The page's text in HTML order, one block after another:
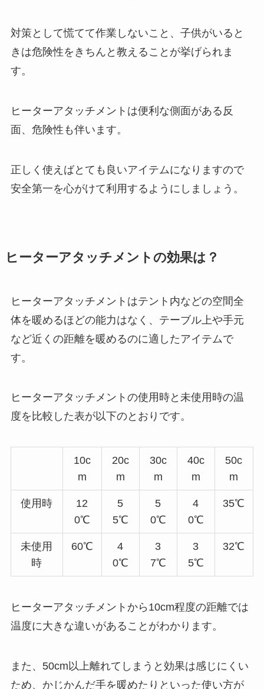
対策として慌てて作業しないこと、子供がいると
きは危険性をきちんと教えることが挙げられま
す。
ヒーターアタッチメントは便利な側面がある反
面、危険性も伴います。
正しく使えばとても良いアイテムになりますので
安全第一を心がけて利用するようにしましょう。
ヒーターアタッチメントの効果は？
ヒーターアタッチメントはテント内などの空間全
体を暖めるほどの能力はなく、テーブル上や手元
など近くの距離を暖めるのに適したアイテムで
す。
ヒーターアタッチメントの使用時と未使用時の温
度を比較した表が以下のとおりです。
10c
m
20c
m
30c
m
40c
m
50c
m
使用時
12
0℃
5
5℃
5
0℃
4
0℃
35℃
未使用
時
60℃
4
0℃
3
7℃
3
5℃
32℃
ヒーターアタッチメントから10cm程度の距離では
温度に大きな違いがあることがわかります。
また、50cm以上離れてしまうと効果は感じにくい
ため、かじかんだ手を暖めたりといった使い方が